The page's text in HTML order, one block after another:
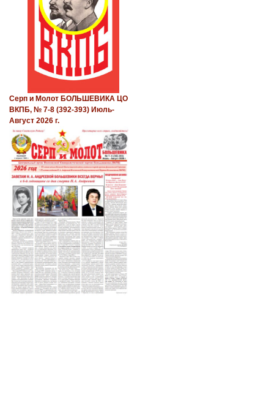
Серп и Молот БОЛЬШЕВИКА ЦО
ВКПБ, № 7-8 (392-393) Июль-
Август 2026 г.